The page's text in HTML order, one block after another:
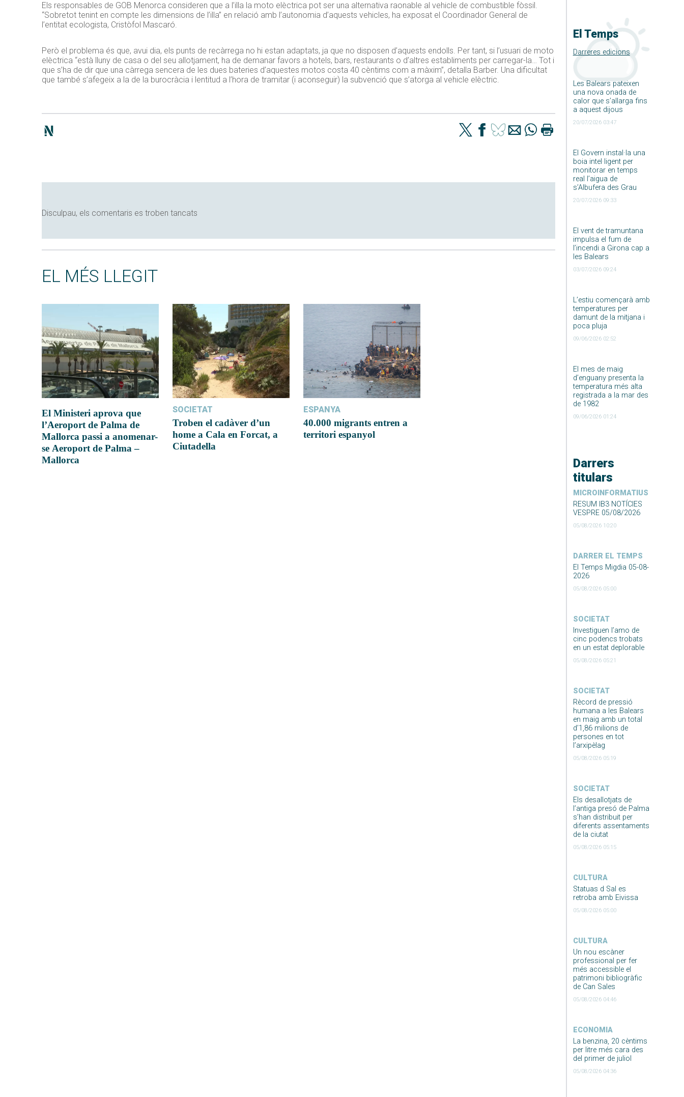
El Temps
Darreres edicions
Les Balears pateixen
una nova onada de
calor que s’allarga fins
a aquest dijous
20/07/2026 03:47
El Govern instal·la una
boia intel·ligent per
monitorar en temps
real l’aigua de
s’Albufera des Grau
20/07/2026 09:33
El vent de tramuntana
impulsa el fum de
l’incendi a Girona cap a
les Balears
03/07/2026 09:24
L’estiu començarà amb
temperatures per
damunt de la mitjana i
poca pluja
09/06/2026 02:52
El mes de maig
d’enguany presenta la
temperatura més alta
registrada a la mar des
de 1982
09/06/2026 01:24
Darrers
titulars
MICROINFORMATIUS
RESUM IB3 NOTÍCIES
VESPRE 05/08/2026
05/08/2026 10:20
DARRER EL TEMPS
El Temps Migdia 05-08-
2026
05/08/2026 05:00
SOCIETAT
Investiguen l’amo de
cinc podencs trobats
en un estat deplorable
05/08/2026 05:21
SOCIETAT
Rècord de pressió
humana a les Balears
en maig amb un total
d’1,86 milions de
persones en tot
l’arxipèlag
05/08/2026 05:19
SOCIETAT
Els desallotjats de
l’antiga presó de Palma
s’han distribuit per
diferents assentaments
de la ciutat
05/08/2026 05:15
CULTURA
Statuas d Sal es
retroba amb Eivissa
05/08/2026 05:00
CULTURA
Un nou escàner
professional per fer
més accessible el
patrimoni bibliogràfic
de Can Sales
05/08/2026 04:46
ECONOMIA
La benzina, 20 cèntims
per litre més cara des
del primer de juliol
05/08/2026 04:36
Els responsables de GOB Menorca consideren que a l’illa la moto elèctrica pot ser una alternativa raonable al vehicle de combustible fòssil.
“Sobretot tenint en compte les dimensions de l’illa” en relació amb l’autonomia d’aquests vehicles, ha exposat el Coordinador General de
l’entitat ecologista, Cristòfol Mascaró.
Però el problema és que, avui dia, els punts de recàrrega no hi estan adaptats, ja que no disposen d’aquests endolls. Per tant, si l’usuari de moto
elèctrica “està lluny de casa o del seu allotjament, ha de demanar favors a hotels, bars, restaurants o d’altres establiments per carregar-la… Tot i
que s’ha de dir que una càrrega sencera de les dues bateries d’aquestes motos costa 40 cèntims com a màxim”, detalla Barber. Una dificultat
que també s’afegeix a la de la burocràcia i lentitud a l’hora de tramitar (i aconseguir) la subvenció que s’atorga al vehicle elèctric.
Disculpau, els comentaris es troben tancats
EL MÉS LLEGIT
El Ministeri aprova que
l’Aeroport de Palma de
Mallorca passi a anomenar-
se Aeroport de Palma –
Mallorca
SOCIETAT
Troben el cadàver d’un
home a Cala en Forcat, a
Ciutadella
ESPANYA
40.000 migrants entren a
territori espanyol